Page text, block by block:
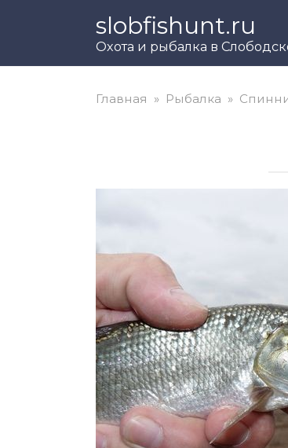
slobfishunt.ru
Охота и рыбалка в
Главная » Рыбалка »